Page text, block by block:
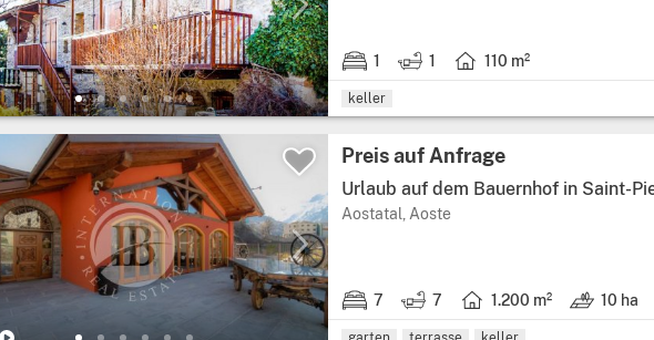
1
1 schlafzimmer.
1
1 badezimmer.110 m²
Wohnfläche: 110
keller
Preis:
Preis auf Anfrage
Urlaub auf dem Bauernhof in Saint-
Aostatal, AosteRegion: Aostatal, provinz:
7
7 schlafzimmer.
7
7 badezimmer.1.200 m²
Wohnfläche: 1.200 10 ha
Land: 10 ha.